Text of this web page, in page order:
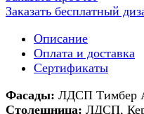
Заказать бесплатный
Описание
Оплата и доставка
Сертификаты
Фасады: ЛДСП Тимбер
Столешница: ЛДСП,